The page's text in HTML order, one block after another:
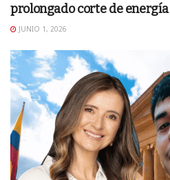
prolongado corte de energía
JUNIO 1, 2026